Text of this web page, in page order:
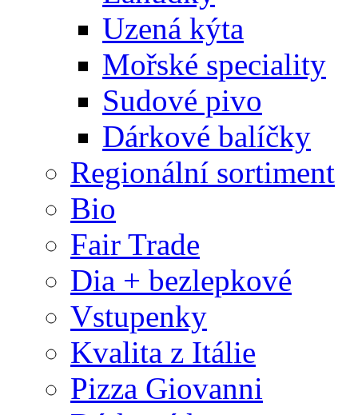
Uzená kýta
Mořské speciality
Sudové pivo
Dárkové balíčky
Regionální sortiment
Bio
Fair Trade
Dia + bezlepkové
Vstupenky
Kvalita z Itálie
Pizza Giovanni